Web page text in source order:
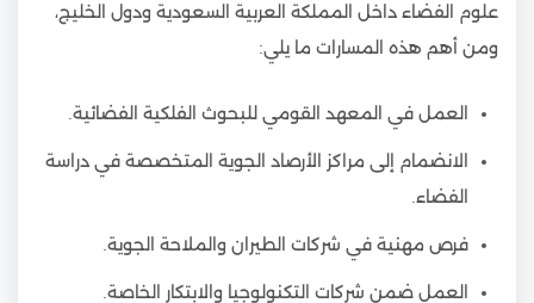
علوم الفضاء داخل المملكة العربية السعودية ودول الخليج،
ومن أهم هذه المسارات ما يلي:
العمل في المعهد القومي للبحوث الفلكية الفضائية.
الانضمام إلى مراكز الأرصاد الجوية المتخصصة في دراسة
الفضاء.
فرص مهنية في شركات الطيران والملاحة الجوية.
العمل ضمن شركات التكنولوجيا والابتكار الخاصة.